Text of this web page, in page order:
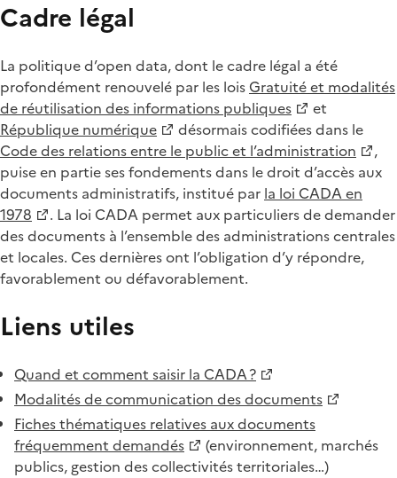
Cadre légal
La politique d’open data, dont le cadre légal a été
profondément renouvelé par les loisGratuité et modalités
de réutilisation des informations publiques
et
République numérique
désormais codifiées dans le
Code des relations entre le public et l’administration
,
puise en partie ses fondements dans le droit d’accès aux
documents administratifs, institué par la loi CADA en
1978
. La loi CADA permet aux particuliers de demander
des documents à l’ensemble des administrations centrales
et locales. Ces dernières ont l’obligation d’y répondre,
favorablement ou défavorablement.
Liens utiles
Quand et comment saisir la CADA ?
Modalités de communication des documents
Fiches thématiques relatives aux documents
fréquemment demandés
(environnement, marchés
publics, gestion des collectivités territoriales…)